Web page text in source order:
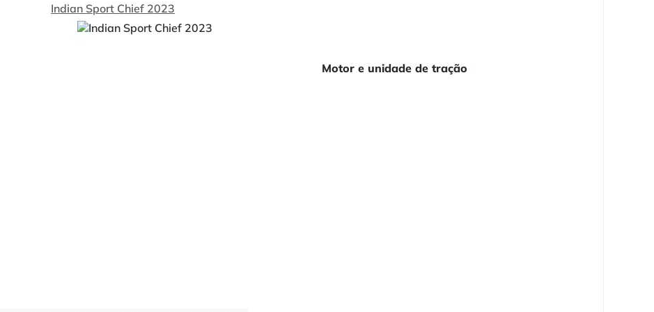
Indian Sport Chief 2023
Motor e unidade de tração